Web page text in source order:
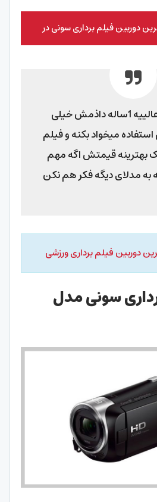
دوربین فیلم برداری سونی در
بسیار دوربین عالییه 1ساله داذمش خیلی
میخواد بکنه و فیلم
بهترینه قیمتش اگه مهم
به مدلای دیگه فکر هم نکن
دوربین فیلم برداری ورزشی
سونی مدل